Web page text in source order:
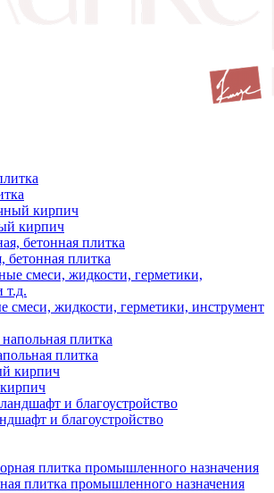
кирпич
бетонная плитка
смеси, жидкости, герметики, инструмент
плитка
и благоустройство
плитка промышленного назначения